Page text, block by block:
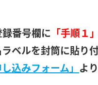
番号欄に 「手順１
ベルを封筒に貼り
込みフォーム」
よ